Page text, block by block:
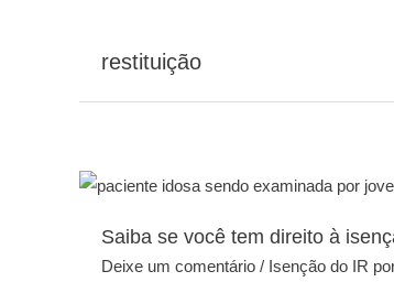
restituição
Saiba se você tem direito à
Deixe um comentário / Isenção do IR